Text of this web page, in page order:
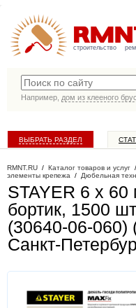
строительство
Например, дом из клееного
ВЫБРАТЬ РАЗДЕЛ
RMNT.RU / Каталог товаров и услуг
элементы крепежа / Дюбельная
STAYER 6 х
бортик, 1500
(30640-06-060)
Санкт-